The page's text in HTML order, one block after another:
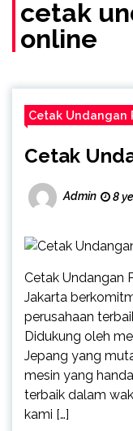
cetak
online
Cetak Undangan
Cetak
Admin 8
Cetak Undangan
Jakarta
perusahaan
Didukung oleh
Jepang yang
mesin yang
terbaik dalam
kami […]